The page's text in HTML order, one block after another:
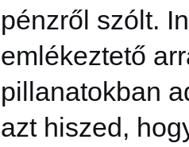
pénzről szólt.
emlékeztető
pillanatokban
azt hiszed,